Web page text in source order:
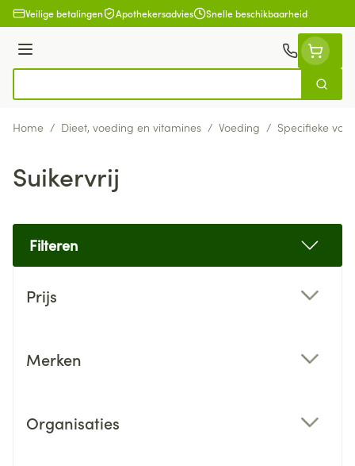
Ga naar de inhoud
Veilige betalingen Apothekersadvies Snelle beschikbaarheid
Menu
Zoek
Home / Dieet, voeding en vitamines / Voeding / Specifieke
Suikervrij
Filteren
Prijs
Merken
Organisaties